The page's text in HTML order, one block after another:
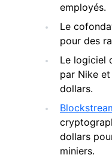
employés.
Le
pour des
Le logiciel
par Nike
dollars.
dollars
miniers.